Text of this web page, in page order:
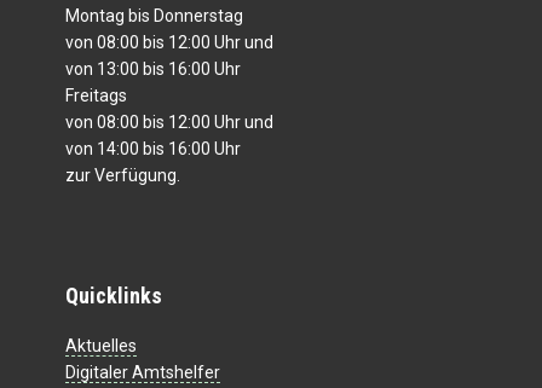
Montag bis Donnerstag
von 08:00 bis 12:00 Uhr und
von 13:00 bis 16:00 Uhr
Freitags
von 08:00 bis 12:00 Uhr und
von 14:00 bis 16:00 Uhr
zur Verfügung.
Quicklinks
Aktuelles
Digitaler Amtshelfer